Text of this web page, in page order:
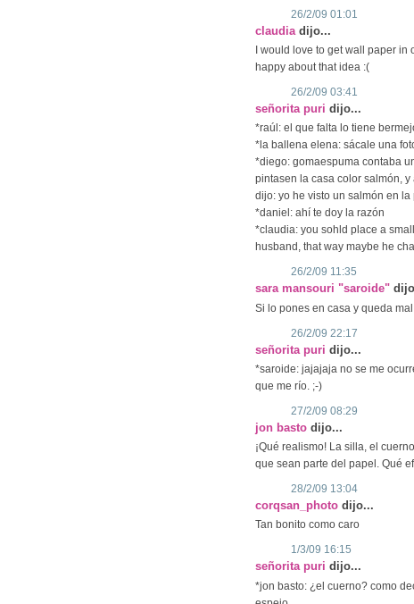
26/2/09 01:01
claudia dijo...
I would love to get wall paper
happy about that idea :(
26/2/09 03:41
señorita puri dijo...
*raúl: el que falta lo tiene
*la ballena elena: sácale una
*diego: gomaespuma contaba
pintasen la casa color salmón,
dijo: yo he visto un salmón en
*daniel: ahí te doy la razón
*claudia: you sohld place a
husband, that way maybe he
26/2/09 11:35
sara mansouri "saroide"
Si lo pones en casa y queda
26/2/09 22:17
señorita puri dijo...
*saroide: jajajaja no se me
que me río. ;-)
27/2/09 08:29
jon basto dijo...
¡Qué realismo! La silla, el
que sean parte del papel. Qué
28/2/09 13:04
corqsan_photo dijo...
Tan bonito como caro
1/3/09 16:15
señorita puri dijo...
*jon basto: ¿el cuerno? como